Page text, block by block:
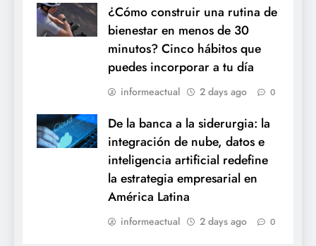
¿Cómo construir una rutina de
bienestar en menos de 30
minutos? Cinco hábitos que
puedes incorporar a tu día
informeactual 2 days ago 0
De la banca a la siderurgia: la
integración de nube, datos e
inteligencia artificial redefine
la estrategia empresarial en
América Latina
informeactual 2 days ago 0